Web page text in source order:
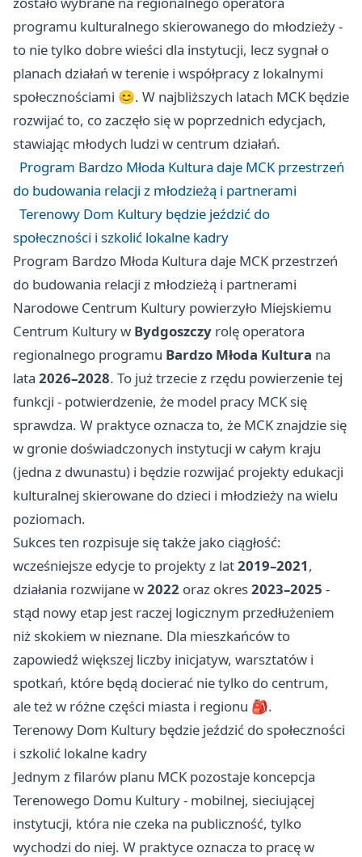
programu kulturalnego skierowanego do młodzieży -
to nie tylko dobre wieści dla instytucji, lecz sygnał o
planach działań w terenie i współpracy z lokalnymi
społecznościami 😊. W najbliższych latach MCK będzie
rozwijać to, co zaczęło się w poprzednich edycjach,
stawiając młodych ludzi w centrum działań.
Program Bardzo Młoda Kultura daje MCK przestrzeń
do budowania relacji z młodzieżą i partnerami
Terenowy Dom Kultury będzie jeździć do
społeczności i szkolić lokalne kadry
Program Bardzo Młoda Kultura daje MCK przestrzeń
do budowania relacji z młodzieżą i partnerami
Narodowe Centrum Kultury powierzyło Miejskiemu
Centrum Kultury w Bydgoszczy rolę operatora
regionalnego programu Bardzo Młoda Kultura na
lata 2026–2028. To już trzecie z rzędu powierzenie tej
funkcji - potwierdzenie, że model pracy MCK się
sprawdza. W praktyce oznacza to, że MCK znajdzie się
w gronie doświadczonych instytucji w całym kraju
(jedna z dwunastu) i będzie rozwijać projekty edukacji
kulturalnej skierowane do dzieci i młodzieży na wielu
poziomach.
Sukces ten rozpisuje się także jako ciągłość:
wcześniejsze edycje to projekty z lat2019–2021,
działania rozwijane w2022 oraz okres2023–2025 -
stąd nowy etap jest raczej logicznym przedłużeniem
niż skokiem w nieznane. Dla mieszkańców to
zapowiedź większej liczby inicjatyw, warsztatów i
spotkań, które będą docierać nie tylko do centrum,
ale też w różne części miasta i regionu 🎒.
Terenowy Dom Kultury będzie jeździć do społeczności
i szkolić lokalne kadry
Jednym z filarów planu MCK pozostaje koncepcja
Terenowego Domu Kultury - mobilnej, sieciującej
instytucji, która nie czeka na publiczność, tylko
wychodzi do niej. W praktyce oznacza to pracę w